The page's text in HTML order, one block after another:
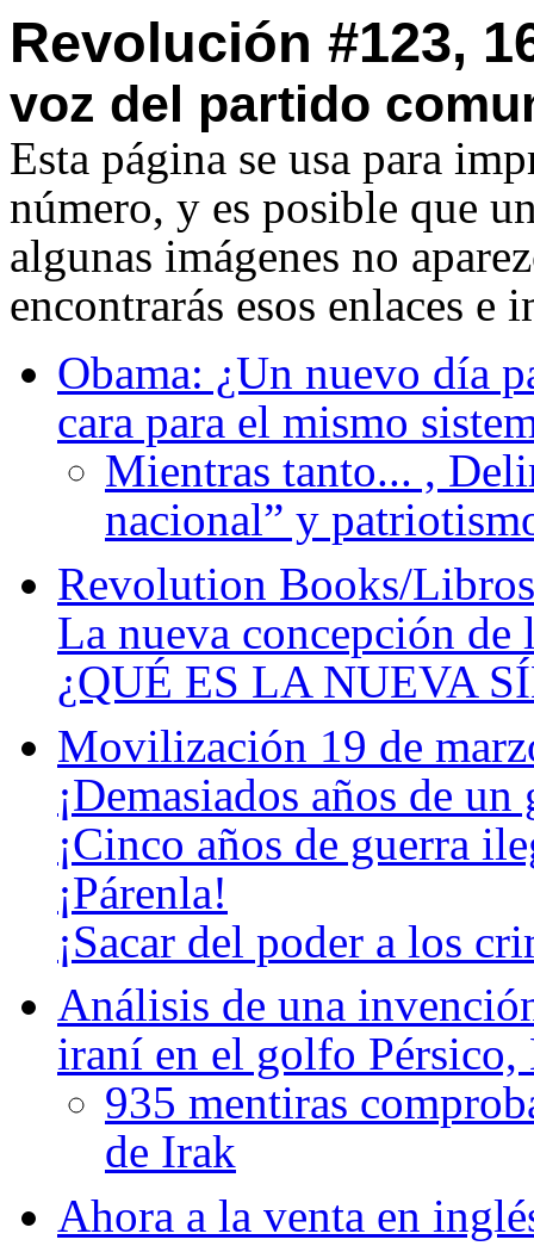
Revolución #123,
voz del partido
Esta página se usa para
número, y es posible que
algunas imágenes no
encontrarás esos enlaces e
Obama: ¿Un nuevo día
cara para el mismo
Mientras tanto... ,
nacional” y
Revolution Books/
La nueva concepción
¿QUÉ ES LA NUEVA
Movilización 19 de
¡Demasiados años de
¡Cinco años de guerra
¡Párenla!
¡Sacar del poder a los
Análisis de una
iraní en el golfo Pérsico,
935 mentiras
de Irak
Ahora a la venta en